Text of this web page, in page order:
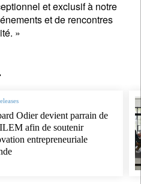
et exclusif à notre
et de rencontres
»
Odier devient parrain de
afin de soutenir
entrepreneuriale